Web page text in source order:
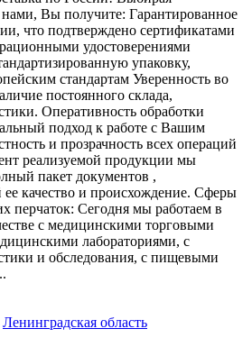
нами, Вы получите: Гарантированное
что подтверждено сертификатами
удостоверениями
упаковку,
стандартам Уверенность во
постоянного склада,
Оперативность обработки
подход к работе с Вашим
и прозрачность всех операций
реализуемой продукции мы
пакет документов ,
качество и происхождение. Сферы
перчаток: Сегодня мы работаем в
с медицинскими торговыми
лабораториями, с
и обследования, с пищевыми
Ленинградская область